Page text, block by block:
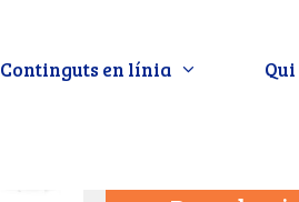
Continguts en línia